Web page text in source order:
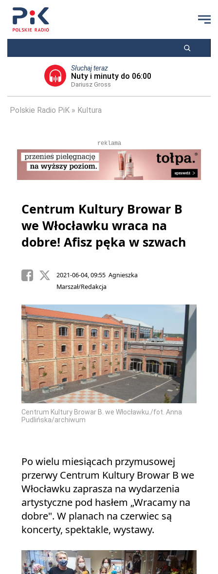
Słuchaj teraz
Nuty i minuty do 06:00
Dariusz Gross
Polskie Radio PiK Kultura
reklama
Centrum Kultury Browar B
we Włocławku wraca na
dobre! Afisz pęka w szwach
2021-06-04, 09:55 Agnieszka
Marszał/Redakcja
Centrum Kultury Browar B. we Włocławku./fot. Anna
Pudlińska/archiwum
Po wielu miesiącach przymusowej
przerwy Centrum Kultury Browar B we
Włocławku zaprasza na wydarzenia
artystyczne pod hasłem „Wracamy na
dobre". W planach na czerwiec są
koncerty, spektakle, wystawy.